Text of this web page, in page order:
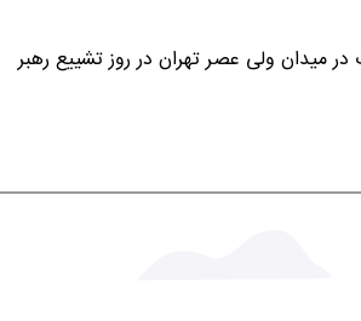
میدان ولی عصر تهران در روز تشییع رهبر